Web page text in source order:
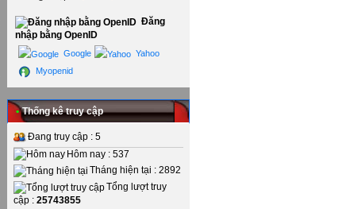
Đăng
nhập bằng OpenID
Google
Yahoo
Myopenid
• Thống kê truy cập
Đang truy cập : 5
Hôm nay : 537
Tháng hiện tại : 2892
Tổng lượt truy
cập : 25743855